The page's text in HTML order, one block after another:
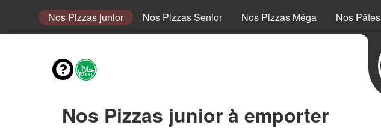
Nos Pizzas junior Nos Pizzas Senior Nos Pizzas Méga Nos Pâtes
Nos Pizzas junior à emporter